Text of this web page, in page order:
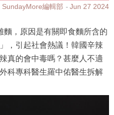
SundayMore編輯部 Jun 27 2024
麵，原因是有關即食麵所含的
，引起社會熱議！韓國辛辣
真的會中毒嗎？甚麼人不適
科專科醫生羅中佑醫生拆解